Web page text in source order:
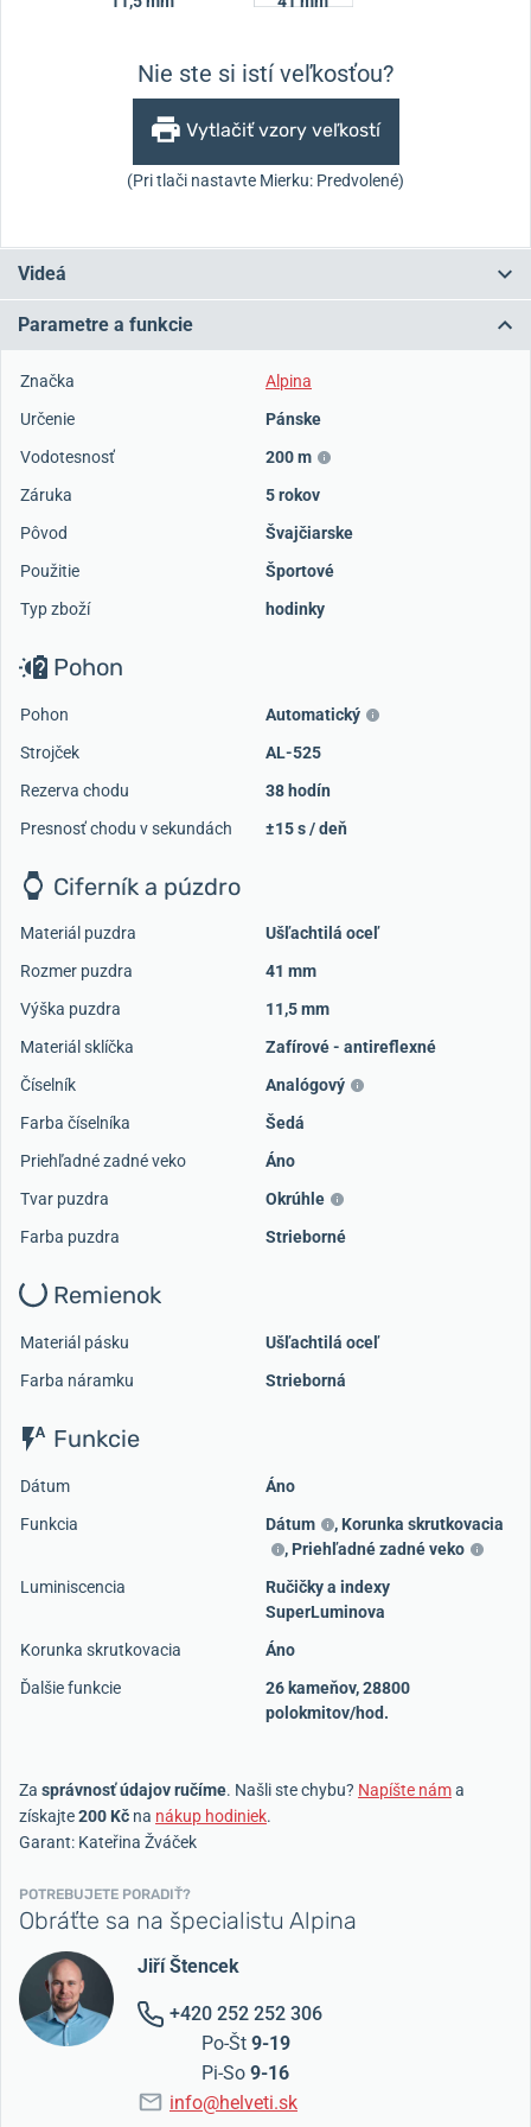
Nie ste si istí veľkosťou?
Vytlačiť vzory veľkostí
(Pri tlači nastavte Mierku: Predvolené)
Videá
Parametre a funkcie
Značka
Alpina
Určenie
Pánske
Vodotesnosť
200 m
Záruka
5 rokov
Pôvod
Švajčiarske
Použitie
Športové
Typ zboží
hodinky
Pohon
Pohon
Automatický
Strojček
AL-525
Rezerva chodu
38 hodín
Presnosť chodu v sekundách
±15 s / deň
Ciferník a púzdro
Materiál puzdra
Ušľachtilá oceľ
Rozmer puzdra
41 mm
Výška puzdra
11,5 mm
Materiál sklíčka
Zafírové - antireflexné
Číselník
Analógový
Farba číselníka
Šedá
Priehľadné zadné veko
Áno
Tvar puzdra
Okrúhle
Farba puzdra
Strieborné
Remienok
Materiál pásku
Ušľachtilá oceľ
Farba náramku
Strieborná
Funkcie
Dátum
Áno
Funkcia
Dátum , Korunka skrutkovacia
, Priehľadné zadné veko
Luminiscencia
Ručičky a indexy
SuperLuminova
Korunka skrutkovacia
Áno
Ďalšie funkcie
26 kameňov, 28800
polokmitov/hod.
Za správnosť údajov ručíme. Našli ste chybu? Napíšte náma
získajte200 Kč na nákup hodiniek.
Garant: Kateřina Žváček
POTREBUJETE PORADIŤ?
Obráťte sa na špecialistu Alpina
Jiří Štencek
+420 252 252 306
Po-Št 9-19
Pi-So 9-16
info@helveti.sk